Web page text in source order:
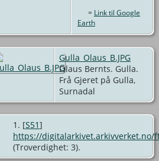
= Link til Google
Earth
Gulla_Olaus_B.JPG
Olaus Bernts. Gulla.
Frå Gjeret på Gulla,
Surnadal
[S51]
https://digitalarkivet.arkivverket.no/
(Troverdighet: 3).